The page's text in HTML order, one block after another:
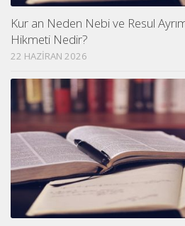
Kur an Neden Nebi ve Resul
Hikmeti Nedir?
22 HAZIRAN 2026